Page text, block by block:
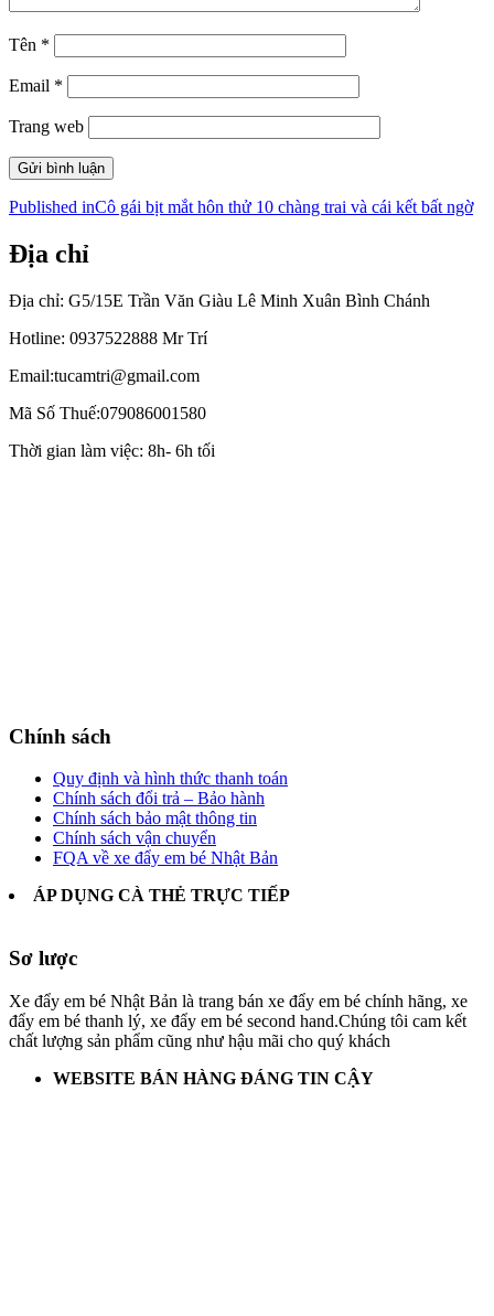
Tên *
Email *
Trang web
Điều
hướng
bài
viết
Published inCô gái bịt mắt hôn thử 10 chàng trai và cái kết bất ngờ
Địa chỉ
Địa chỉ: G5/15E Trần Văn Giàu Lê Minh Xuân Bình Chánh
Hotline: 0937522888 Mr Trí
Email:tucamtri@gmail.com
Mã Số Thuế:079086001580
Thời gian làm việc: 8h- 6h tối
Chính sách
Quy định và hình thức thanh toán
Chính sách đổi trả – Bảo hành
Chính sách bảo mật thông tin
Chính sách vận chuyển
FQA về xe đẩy em bé Nhật Bản
ÁP DỤNG CÀ THẺ TRỰC TIẾP
Sơ lược
Xe đẩy em bé Nhật Bản là trang bán xe đẩy em bé chính hãng, xe
đẩy em bé thanh lý, xe đẩy em bé second hand.Chúng tôi cam kết
chất lượng sản phẩm cũng như hậu mãi cho quý khách
WEBSITE BÁN HÀNG ĐÁNG TIN CẬY